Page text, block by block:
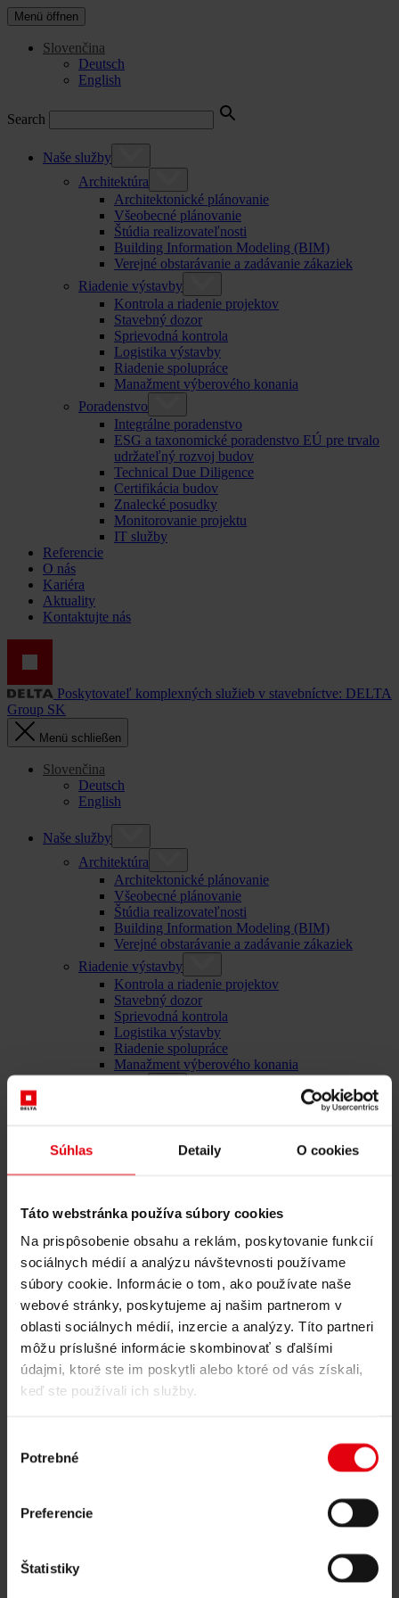
Súhlas Detaily O cookies
Táto webstránka používa súbory cookies
Na prispôsobenie obsahu a reklám, poskytovanie funkcií
sociálnych médií a analýzu návštevnosti používame
súbory cookie. Informácie o tom, ako používate naše
webové stránky, poskytujeme aj našim partnerom v
oblasti sociálnych médií, inzercie a analýzy. Títo partneri
môžu príslušné informácie skombinovať s ďalšími
údajmi, ktoré ste im poskytli alebo ktoré od vás získali,
keď ste používali ich služby.
súhlasu
Potrebné
Preferencie
Štatistiky
Menü öffnen
Slovenčina
Deutsch
English
Search
Naše služby
Architektúra
Architektonické plánovanie
Všeobecné plánovanie
Štúdia realizovateľnosti
Building Information Modeling (BIM)
Verejné obstarávanie a zadávanie zákaziek
Riadenie výstavby
Kontrola a riadenie projektov
Stavebný dozor
Sprievodná kontrola
Logistika výstavby
Riadenie spolupráce
Manažment výberového konania
Poradenstvo
Integrálne poradenstvo
ESG a taxonomické poradenstvo EÚ pre trvalo
udržateľný rozvoj budov
Technical Due Diligence
Certifikácia budov
Znalecké posudky
Monitorovanie projektu
IT služby
Referencie
O nás
Kariéra
Aktuality
Kontaktujte nás
Poskytovateľ komplexných služieb v stavebníctve: DELTA
Group SK
Menü schließen
Slovenčina
Deutsch
English
Naše služby
Architektúra
Architektonické plánovanie
Všeobecné plánovanie
Štúdia realizovateľnosti
Building Information Modeling (BIM)
Verejné obstarávanie a zadávanie zákaziek
Riadenie výstavby
Kontrola a riadenie projektov
Stavebný dozor
Sprievodná kontrola
Logistika výstavby
Riadenie spolupráce
Manažment výberového konania
Technical Due Diligence
IT služby
Referencie
O nás
Kariéra
Aktuality
Kontaktujte nás
Aktuality
Odovzdanie: Materská škola
ISTA v Guggingu – ocenená
certifikátom klimaaktiv GOLD
Nová materská škola v areáli ISTA v Klosterneuburgu bola
klimaaktiv
Služby DELTA (v združení s